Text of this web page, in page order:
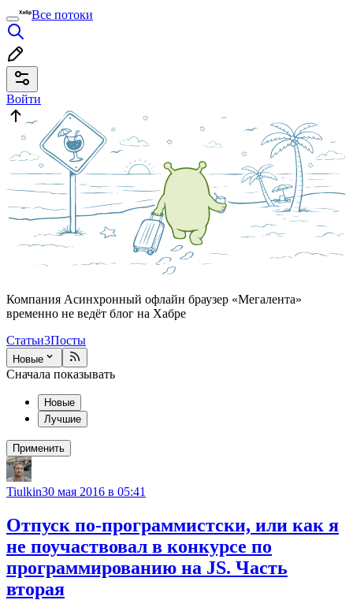
Все потоки
Войти
Компания Асинхронный офлайн браузер «Мегалента»
временно не ведёт блог на Хабре
Статьи3Посты
Новые
Сначала показывать
Новые
Лучшие
Применить
Tiulkin30 мая 2016 в 05:41
Отпуск по-программистски, или как я
не поучаствовал в конкурсе по
программированию на JS. Часть
вторая